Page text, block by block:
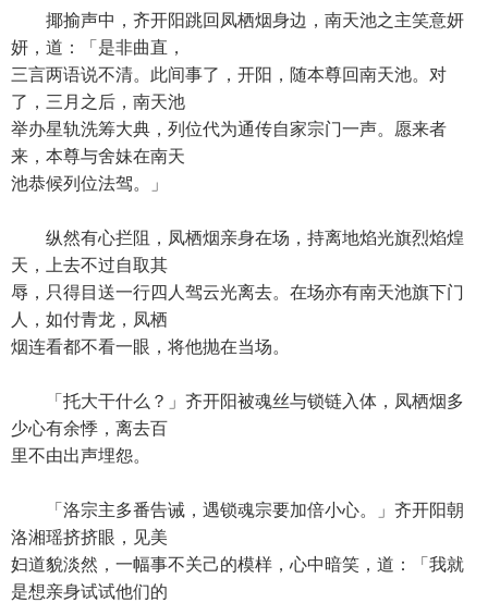
揶揄声中，齐开阳跳回凤栖烟身边，南天池之主笑意妍
妍，道：「是非曲直，
三言两语说不清。此间事了，开阳，随本尊回南天池。对
了，三月之后，南天池
举办星轨洗筹大典，列位代为通传自家宗门一声。愿来者
来，本尊与舍妹在南天
池恭候列位法驾。」
纵然有心拦阻，凤栖烟亲身在场，持离地焰光旗烈焰煌
天，上去不过自取其
辱，只得目送一行四人驾云光离去。在场亦有南天池旗下门
人，如付青龙，凤栖
烟连看都不看一眼，将他抛在当场。
「托大干什么？」齐开阳被魂丝与锁链入体，凤栖烟多
少心有余悸，离去百
里不由出声埋怨。
「洛宗主多番告诫，遇锁魂宗要加倍小心。」齐开阳朝
洛湘瑶挤挤眼，见美
妇道貌淡然，一幅事不关己的模样，心中暗笑，道：「我就
是想亲身试试他们的